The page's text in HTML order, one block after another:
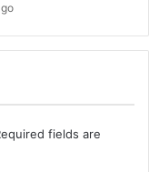
fields are